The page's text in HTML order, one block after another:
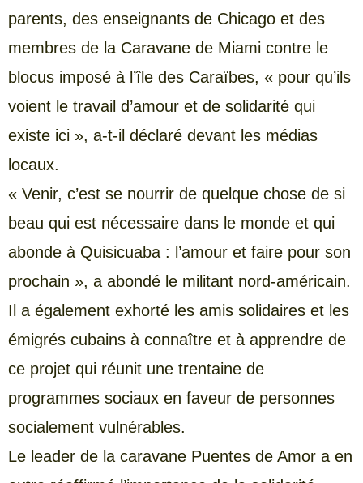
parents, des enseignants de Chicago et des
membres de la Caravane de Miami contre le
blocus imposé à l’île des Caraïbes, « pour qu’ils
voient le travail d’amour et de solidarité qui
existe ici », a-t-il déclaré devant les médias
locaux.
« Venir, c’est se nourrir de quelque chose de si
beau qui est nécessaire dans le monde et qui
abonde à Quisicuaba : l’amour et faire pour son
prochain », a abondé le militant nord-américain.
Il a également exhorté les amis solidaires et les
émigrés cubains à connaître et à apprendre de
ce projet qui réunit une trentaine de
programmes sociaux en faveur de personnes
socialement vulnérables.
Le leader de la caravane Puentes de Amor a en